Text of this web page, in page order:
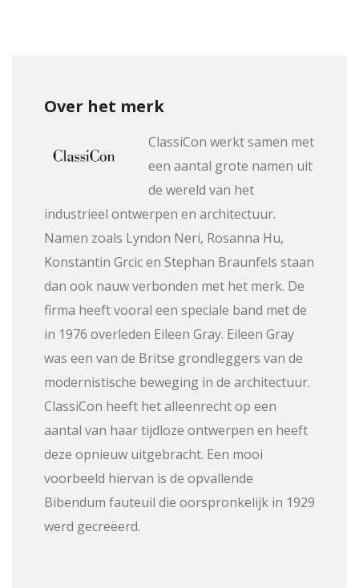
Over het merk
ClassiCon werkt samen met
een aantal grote namen uit
de wereld van het
industrieel ontwerpen en architectuur.
Namen zoals Lyndon Neri, Rosanna Hu,
Konstantin Grcic en Stephan Braunfels staan
dan ook nauw verbonden met het merk. De
firma heeft vooral een speciale band met de
in 1976 overleden Eileen Gray. Eileen Gray
was een van de Britse grondleggers van de
modernistische beweging in de architectuur.
ClassiCon heeft het alleenrecht op een
aantal van haar tijdloze ontwerpen en heeft
deze opnieuw uitgebracht. Een mooi
voorbeeld hiervan is de opvallende
Bibendum fauteuil die oorspronkelijk in 1929
werd gecreëerd.